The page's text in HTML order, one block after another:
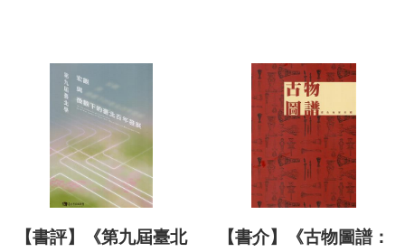
【書評】《第九屆臺北
【書介】《古物圖譜：